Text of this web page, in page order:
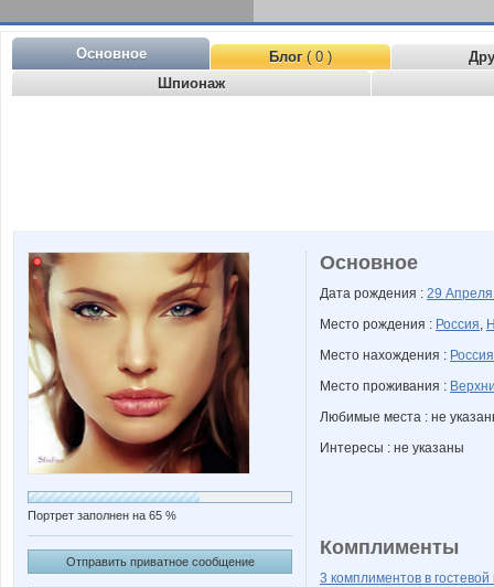
Основное Блог( 0 )
Шпионаж
Портрет заполнен на 65 %
Отправить приватное сообщение
Основное
Дата рождения : 29
Место рождения : Россия,
Место нахождения : Россия
Место проживания :
Любимые места : не
Интересы : не указаны
Комплименты
3 комплиментов в гостевой